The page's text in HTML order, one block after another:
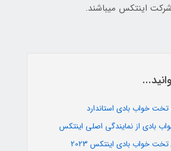
اینتکس میباشند.
خواب بادی استاندارد
بادی از نمایندگی اصلی اینتکس
خواب بادی اینتکس 2023